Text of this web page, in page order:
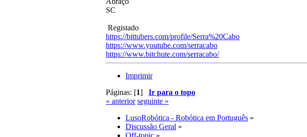
SC
Registado
https://bittubers.com/profile/Serra%20Cabo
https://www.youtube.com/serracabo
https://www.bitchute.com/serracabo/
Imprimir
Páginas: [1] Ir para o topo
« anterior seguinte »
LusoRobótica - Robótica em Português »
Discussão Geral »
Off-topic »